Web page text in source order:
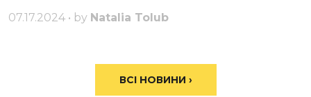
07.17.2024 • by Natalia Tolub
ВСІ НОВИНИ ›